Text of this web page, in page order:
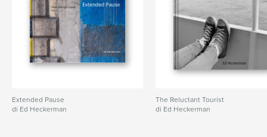
Extended Pause
di Ed Heckerman
The Reluctant Tourist
di Ed Heckerman